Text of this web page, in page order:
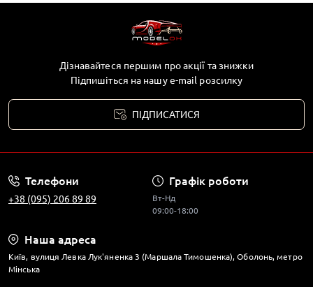
Дізнавайтеся першим про акції та знижки
Підпишіться на нашу e-mail розсилку
ПІДПИСАТИСЯ
Телефони
+38 (095) 206 89 89
Графік роботи
Вт-Нд
09:00-18:00
Наша адреса
Київ, вулиця Левка Лук'яненка 3 (Маршала Тимошенка), Оболонь, метро
Мінська